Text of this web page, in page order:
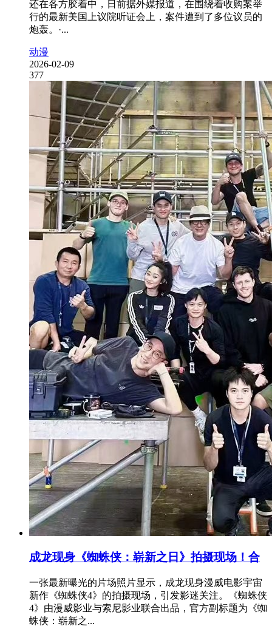
还在各方胶着中，日前据外媒报道，在围绕着收购案举
行的最新美国上议院听证会上，案件遭到了多位议员的
炮轰。·...
动漫
2026-02-09
377
成龙现身《蜘蛛侠：崭新之日》拍摄现场！合
一张最新曝光的片场照片显示，成龙现身漫威电影宇宙
新作《蜘蛛侠4》的拍摄现场，引发影迷关注。《蜘蛛侠
4》由漫威影业与索尼影业联合出品，官方副标题为《蜘
蛛侠：崭新之...